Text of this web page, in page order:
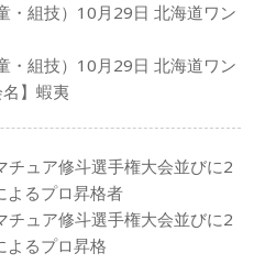
・組技）10月29日 北海道ワン
・組技）10月29日 北海道ワン
】蝦夷
ュア修斗選手権大会並びに2
よるプロ昇格者
ュア修斗選手権大会並びに2
よるプロ昇格